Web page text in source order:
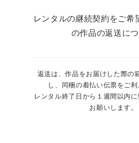
レンタルの継続契約をご希
の作品の返送に
返送は、作品をお届けした際の
し、同梱の着払い伝票をご利
レンタル終了日から１週間以内
お願いします。